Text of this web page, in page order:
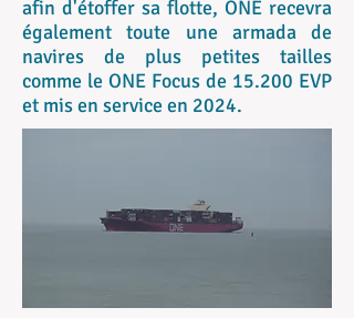
afin d'étoffer sa flotte, ONE recevra
également toute une armada de
navires de plus petites tailles
comme le ONE Focus de 15.200 EVP
et mis en service en 2024.